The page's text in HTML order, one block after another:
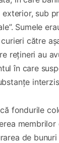
sub
Sumele
către
rețineri au
în care
fondurile
membrilor
de